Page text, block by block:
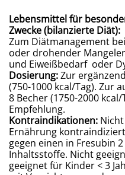
Lebensmittel für
Zwecke (bilanzierte Diät):
Zum Diätmanagement
oder drohender
und Eiweißbedarf oder
Dosierung:Zur
(750-1000 kcal/Tag). Zur
8 Becher (1750-2000
Empfehlung.
Kontraindikationen:
Ernährung
gegen einen in Fresubin
Inhaltsstoffe. Nicht
geeignet für Kinder < 3